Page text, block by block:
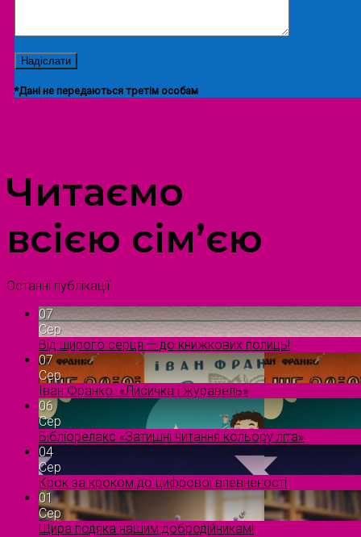
*Дані не передаються третім особам
Читаємо
всією сім’єю
Останні публікації
07
Сер
Від щирого серця — до книжкових полиць!
07
Сер
Іван Франко. «Лисичка і журавель»
06
Сер
Бібліорелакс «Затишні читання кольору літа»
04
Сер
Крок за кроком до цифрової впевненості
01
Сер
Щира подяка нашим добродійникам!